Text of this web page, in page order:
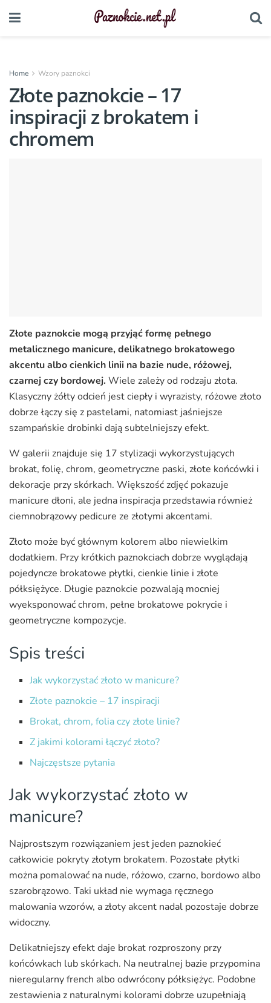
Home Wzory paznokci
Złote paznokcie – 17
inspiracji z brokatem i
chromem
Złote paznokcie mogą przyjąć formę pełnego
metalicznego manicure, delikatnego brokatowego
akcentu albo cienkich linii na bazie nude, różowej,
czarnej czy bordowej. Wiele zależy od rodzaju złota.
Klasyczny żółty odcień jest ciepły i wyrazisty, różowe złoto
dobrze łączy się z pastelami, natomiast jaśniejsze
szampańskie drobinki dają subtelniejszy efekt.
W galerii znajduje się 17 stylizacji wykorzystujących
brokat, folię, chrom, geometryczne paski, złote końcówki i
dekoracje przy skórkach. Większość zdjęć pokazuje
manicure dłoni, ale jedna inspiracja przedstawia również
ciemnobrązowy pedicure ze złotymi akcentami.
Złoto może być głównym kolorem albo niewielkim
dodatkiem. Przy krótkich paznokciach dobrze wyglądają
pojedyncze brokatowe płytki, cienkie linie i złote
półksiężyce. Długie paznokcie pozwalają mocniej
wyeksponować chrom, pełne brokatowe pokrycie i
geometryczne kompozycje.
Spis treści
Jak wykorzystać złoto w manicure?
Złote paznokcie – 17 inspiracji
Brokat, chrom, folia czy złote linie?
Z jakimi kolorami łączyć złoto?
Najczęstsze pytania
Jak wykorzystać złoto w
manicure?
Najprostszym rozwiązaniem jest jeden paznokieć
całkowicie pokryty złotym brokatem. Pozostałe płytki
można pomalować na nude, różowo, czarno, bordowo albo
szarobrązowo. Taki układ nie wymaga ręcznego
malowania wzorów, a złoty akcent nadal pozostaje dobrze
widoczny.
Delikatniejszy efekt daje brokat rozproszony przy
końcówkach lub skórkach. Na neutralnej bazie przypomina
nieregularny french albo odwrócony półksiężyc. Podobne
zestawienia z naturalnymi kolorami dobrze uzupełniają